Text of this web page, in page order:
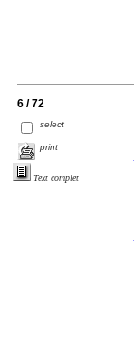
6 / 72
select
print
Text complet